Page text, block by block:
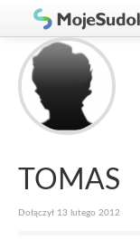
Graj w Sudoku!
Zasady Sudoku
Rankingi
Gracze
TOMAS
Dołączył 13 lutego 2012